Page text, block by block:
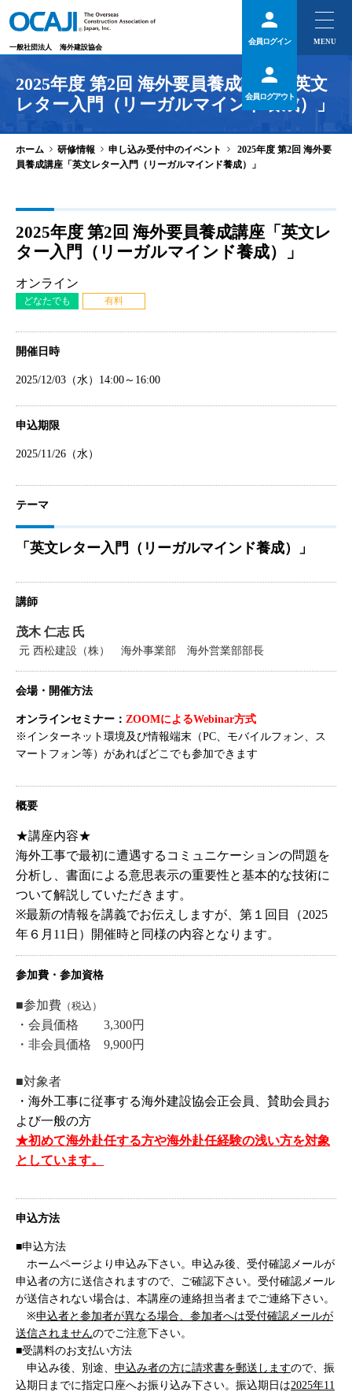
一般社団法人 海外建設協会
会員ログイン
会員ログアウト
2025年度 第2回 海外要員養成講座「英文
レター入門（リーガルマインド養成）」
ホーム > 研修情報 > 申し込み受付中のイベント >
2025年度 第2回 海外要
員養成講座「英文レター入門（リーガルマインド養成）」
2025年度 第2回 海外要員養成講座「英文レ
ター入門（リーガルマインド養成）」
どなたでも 有料
オンライン
開催日時
2025/12/03（水）14:00～16:00
申込期限
2025/11/26（水）
テーマ
「英文レター入門（リーガルマインド養成）」
講師
茂木 仁志 氏
元 西松建設（株） 海外事業部 海外営業部部長
会場・開催方法
オンラインセミナー： ZOOMによるWebinar方式
※インターネット環境及び情報端末（PC、モバイルフォン、ス
マートフォン等）があればどこでも参加できます
概要
★講座内容★
海外工事で最初に遭遇するコミュニケーションの問題を
分析し、書面による意思表示の重要性と基本的な技術に
ついて解説していただきます。
※最新の情報を講義でお伝えしますが、第１回目（2025
年６月11日）開催時と同様の内容となります。
参加費・参加資格
■参加費 （税込）
・会員価格 3,300円
・非会員価格 9,900円
■対象者
・海外工事に従事する海外建設協会正会員、賛助会員お
よび一般の方
★初めて海外赴任する方や海外赴任経験の浅い方を対象
としています。
申込方法
■申込方法
ホームページより申込み下さい。申込み後、受付確認メールが
申込者の方に送信されますので、ご確認下さい。受付確認メール
が送信されない場合は、本講座の連絡担当者までご連絡下さい。
※申込者と参加者が異なる場合、参加者へは受付確認メールが
送信されませんのでご注意下さい。
■受講料のお支払い方法
申込み後、別途、 申込み者の方に請求書を郵送しますので、振
込期日までに指定口座へお振り込み下さい。振込期日は2025年11